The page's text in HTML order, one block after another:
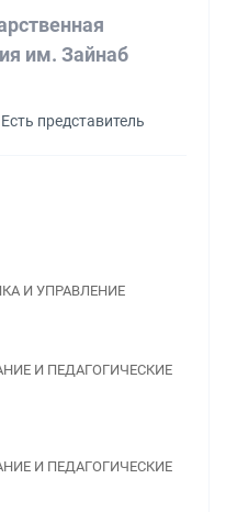
им. Зайнаб
Есть представитель
И УПРАВЛЕНИЕ
И ПЕДАГОГИЧЕСКИЕ
И ПЕДАГОГИЧЕСКИЕ